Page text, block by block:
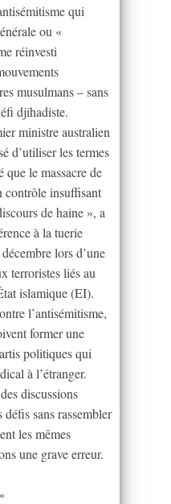
qui
ou «
réinvesti
musulmans – sans
djihadiste.
ministre australien
d’utiliser les termes
que le massacre de
contrôle insuffisant
de haine », a
à la tuerie
lors d’une
terroristes liés au
islamique (EI).
l’antisémitisme,
former une
politiques qui
à l’étranger.
discussions
sans rassembler
les mêmes
une grave erreur.